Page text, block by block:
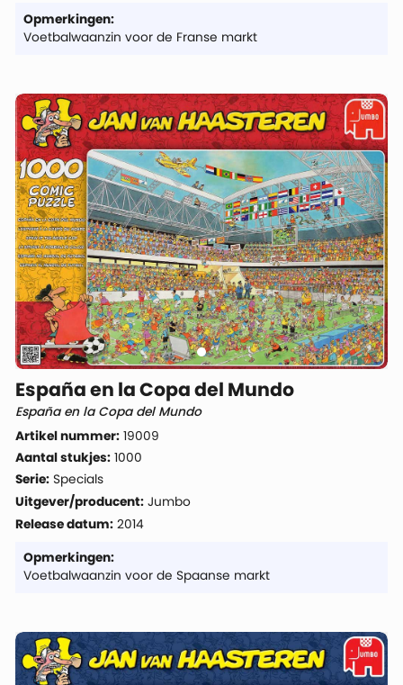
Opmerkingen:
Voetbalwaanzin voor de Franse markt
España en la Copa del Mundo
España en la Copa del Mundo
Artikel nummer: 19009
Aantal stukjes: 1000
Serie: Specials
Uitgever/producent: Jumbo
Release datum: 2014
Opmerkingen:
Voetbalwaanzin voor de Spaanse markt